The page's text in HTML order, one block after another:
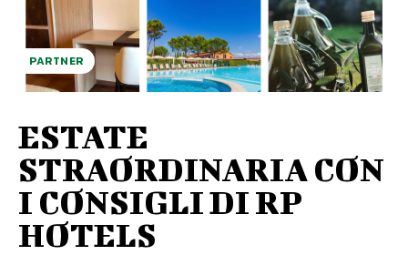
PARTNER
ESTATE
STRAORDINARIA CON
I CONSIGLI DI RP
HOTELS